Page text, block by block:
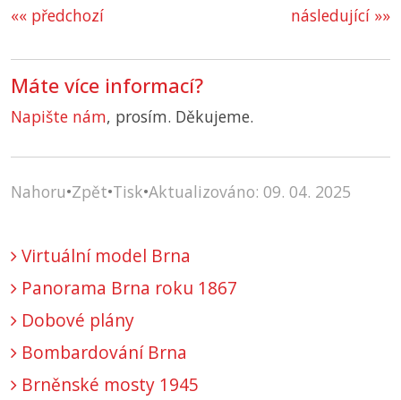
«« předchozí následující »»
Máte více informací?
Napište nám, prosím. Děkujeme.
Nahoru•Zpět•Tisk•Aktualizováno: 09. 04. 2025
Virtuální model Brna
Panorama Brna roku 1867
Dobové plány
Bombardování Brna
Brněnské mosty 1945